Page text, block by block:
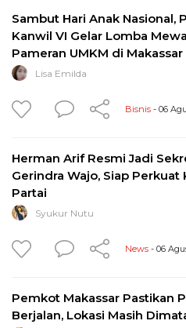
Sambut Hari Anak Nasional,
Kanwil VI Gelar Lomba
Pameran UMKM di Makassar
Lisa Emilda
Bisnis - 06
Herman Arif Resmi Jadi
Gerindra Wajo, Siap Perkuat
Partai
Syukur Nutu
News - 06
Pemkot Makassar Pastikan
Berjalan, Lokasi Masih